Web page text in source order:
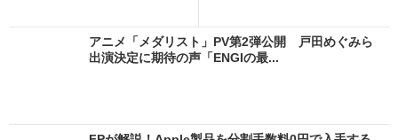
アニメ「メダリスト」PV第2弾公開 戸田めぐみら
出演決定に期待の声「ENGIの最...